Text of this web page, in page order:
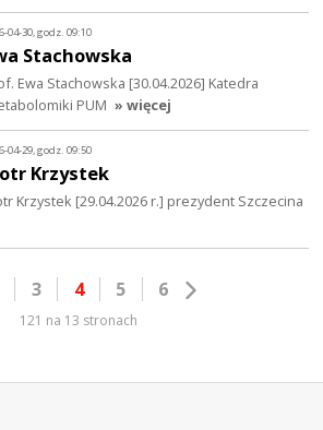
04-30, godz. 09:10
Stachowska
Ewa Stachowska [30.04.2026] Katedra
PUM » więcej
04-29, godz. 09:50
Krzystek
Krzystek [29.04.2026 r.] prezydent Szczecina
3 4 5 6
121 na 13 stronach